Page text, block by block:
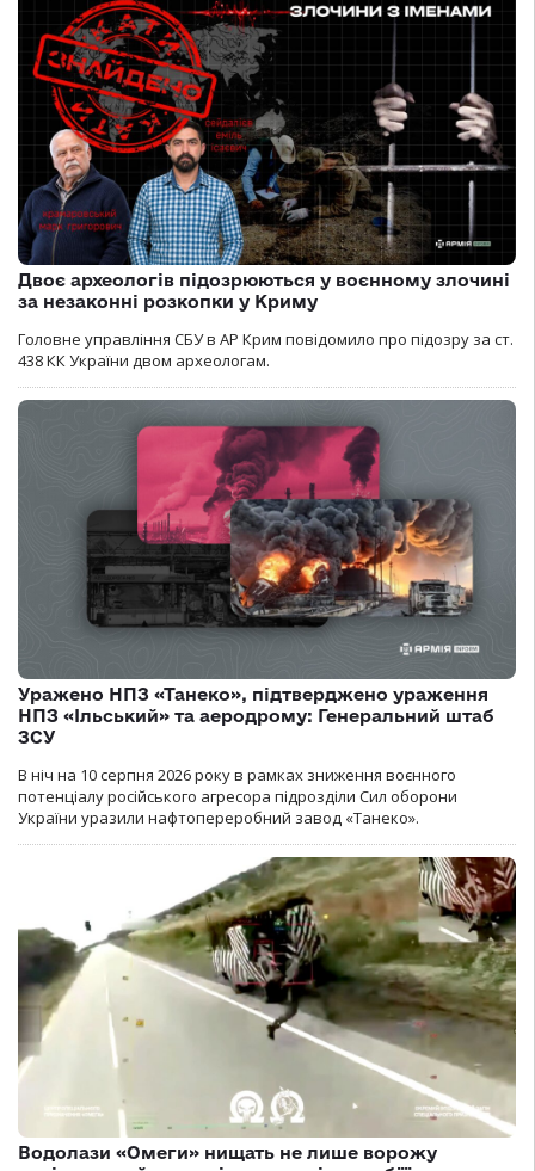
Двоє археологів підозрюються у воєнному злочині
за незаконні розкопки у Криму
Головне управління СБУ в АР Крим повідомило про підозру за ст.
438 КК України двом археологам.
Уражено НПЗ «Танеко», підтверджено ураження
НПЗ «Ільський» та аеродрому: Генеральний штаб
ЗСУ
В ніч на 10 серпня 2026 року в рамках зниження воєнного
потенціалу російського агресора підрозділи Сил оборони
України уразили нафтопереробний завод «Танеко».
Водолази «Омеги» нищать не лише ворожу